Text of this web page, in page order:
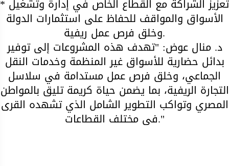
* تعزيز الشراكة مع القطاع الخاص في إدارة وتشغيل
الأسواق والمواقف للحفاظ على استثمارات الدولة
وخلق فرص عمل ريفية.
د. منال عوض: "تهدف هذه المشروعات إلى توفير
بدائل حضارية للأسواق غير المنظمة وخدمات النقل
الجماعي، وخلق فرص عمل مستدامة في سلاسل
التجارة الريفية، بما يضمن حياة كريمة تليق بالمواطن
المصري وتواكب التطوير الشامل الذي تشهده القرى
في مختلف القطاعات."